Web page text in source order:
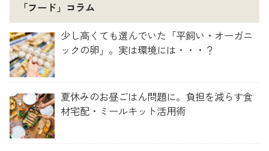
「フード」コラム
少し高くても選んでいた「平飼い・オーガニ
ックの卵」。実は環境には・・・？
夏休みのお昼ごはん問題に。負担を減らす食
材宅配・ミールキット活用術